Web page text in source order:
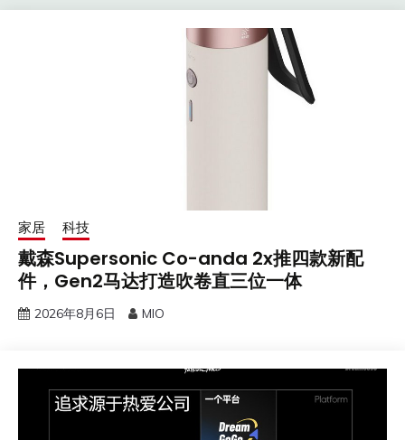
家居 科技
戴森Supersonic Co-anda 2x推四款新配
件，Gen2马达打造吹卷直三位一体
2026年8月6日 MIO